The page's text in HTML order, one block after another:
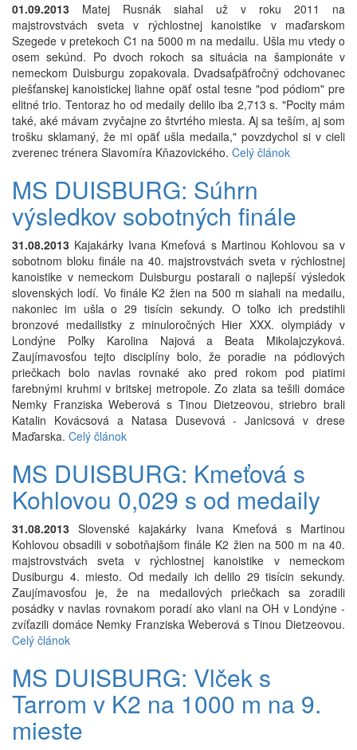
01.09.2013 Matej Rusnák siahal už v roku 2011 na
majstrovstvách sveta v rýchlostnej kanoistike v maďarskom
Szegede v pretekoch C1 na 5000 m na medailu. Ušla mu vtedy o
osem sekúnd. Po dvoch rokoch sa situácia na šampionáte v
nemeckom Duisburgu zopakovala. Dvadsaťpäťročný odchovanec
piešťanskej kanoistickej liahne opäť ostal tesne "pod pódiom" pre
elitné trio. Tentoraz ho od medaily delilo iba 2,713 s. "Pocity mám
také, aké mávam zvyčajne zo štvrtého miesta. Aj sa teším, aj som
trošku sklamaný, že mi opäť ušla medaila," povzdychol si v cieli
zverenec trénera Slavomíra Kňazovického. Celý článok
MS DUISBURG: Súhrn
výsledkov sobotných finále
31.08.2013 Kajakárky Ivana Kmeťová s Martinou Kohlovou sa v
sobotnom bloku finále na 40. majstrovstvách sveta v rýchlostnej
kanoistike v nemeckom Duisburgu postarali o najlepší výsledok
slovenských lodí. Vo finále K2 žien na 500 m siahali na medailu,
nakoniec im ušla o 29 tisícin sekundy. O toľko ich predstihli
bronzové medailistky z minuloročných Hier XXX. olympiády v
Londýne Poľky Karolina Najová a Beata Mikolajczyková.
Zaujímavosťou tejto disciplíny bolo, že poradie na pódiových
priečkach bolo navlas rovnaké ako pred rokom pod piatimi
farebnými kruhmi v britskej metropole. Zo zlata sa tešili domáce
Nemky Franziska Weberová s Tinou Dietzeovou, striebro brali
Katalin Kovácsová a Natasa Dusevová - Janicsová v drese
Maďarska. Celý článok
MS DUISBURG: Kmeťová s
Kohlovou 0,029 s od medaily
31.08.2013 Slovenské kajakárky Ivana Kmeťová s Martinou
Kohlovou obsadili v sobotňajšom finále K2 žien na 500 m na 40.
majstrovstvách sveta v rýchlostnej kanoistike v nemeckom
Dusiburgu 4. miesto. Od medaily ich delilo 29 tisícin sekundy.
Zaujímavosťou je, že na medailových priečkach sa zoradili
posádky v navlas rovnakom poradí ako vlani na OH v Londýne -
zvíťazili domáce Nemky Franziska Weberová s Tinou Dietzeovou.
Celý článok
MS DUISBURG: Vlček s
Tarrom v K2 na 1000 m na 9.
mieste